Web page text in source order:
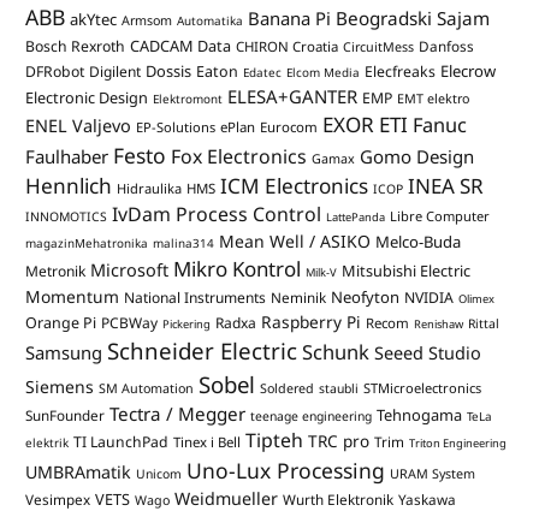
ABB akYtec Armsom Automatika Banana Pi Beogradski Sajam
Bosch Rexroth CADCAM Data CHIRON Croatia CircuitMess Danfoss
DFRobot Digilent Dossis Eaton Edatec Elcom Media Elecfreaks Elecrow
Electronic Design Elektromont ELESA+GANTER EMP EMT elektro
ENEL Valjevo EP-Solutions ePlan Eurocom EXOR ETI Fanuc
Faulhaber Festo Fox Electronics Gamax Gomo Design
Hennlich Hidraulika HMS ICM Electronics ICOP INEA SR
INNOMOTICS IvDam Process Control LattePanda Libre Computer
magazinMehatronika malina314 Mean Well / ASIKO Melco-Buda
Metronik Microsoft Mikro Kontrol Milk-V Mitsubishi Electric
Momentum National Instruments Neminik Neofyton NVIDIA Olimex
Orange Pi PCBWay Pickering Radxa Raspberry Pi Recom Renishaw Rittal
Samsung Schneider ElectricSchunk Seeed Studio
Siemens SM Automation Sobel Soldered staubli STMicroelectronics
SunFounder Tectra / Megger teenage engineering Tehnogama TeLa
elektrik TI LaunchPad Tinex i Bell Tipteh TRC pro Trim Triton Engineering
UMBRAmatik Unicom Uno-Lux Processing URAM System
Vesimpex VETS Wago Weidmueller Wurth Elektronik Yaskawa